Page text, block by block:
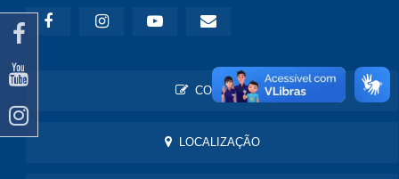
CONTATO
LOCALIZAÇÃO